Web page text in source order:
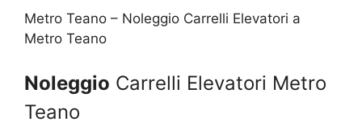
Metro Teano – Noleggio Carrelli Elevatori a
Metro Teano
Noleggio Carrelli Elevatori Metro
Teano